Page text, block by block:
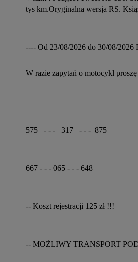
tys km.Oryginalna wersja RS.
---- Od 23/08/2026 do 30/08/2026
W razie zapytań o motocykl
575   - - -   317   - - -  875
667 - - - 065 - - - 648
-- Koszt rejestracji 125 zł !!!
-- MOŻLIWY TRANSPORT